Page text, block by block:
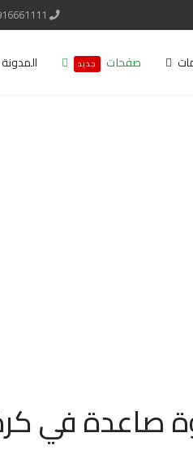
صفحات جديد المدونة
صاعدة في